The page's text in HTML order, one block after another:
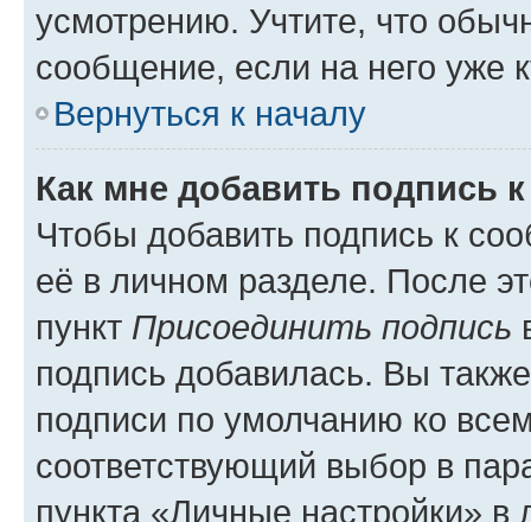
усмотрению. Учтите, что
сообщение, если на него уже
Вернуться к началу
Как мне добавить подпись
Чтобы добавить подпись к
её в личном разделе. После
пункт Присоединить подпись
подпись добавилась. Вы
подписи по умолчанию ко
соответствующий выбор в
пункта «Личные настройки»